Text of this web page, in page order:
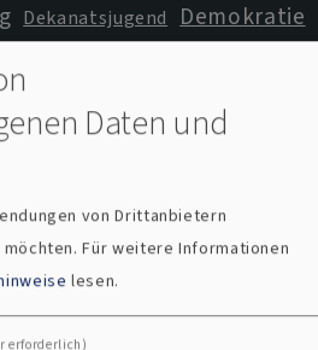
Dekanatsjugend Demokratie
GlaubenLeben
Kirchenkreis
Klinikseelsorge
Kulturdolmetscher
Missbrauch
Daten und
von Drittanbietern
möchten.Für weitere Informationen
lesen.
erforderlich)